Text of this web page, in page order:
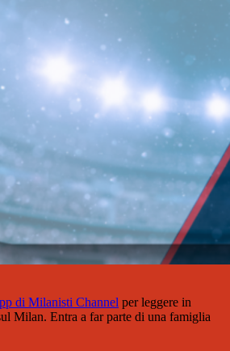
di Milanisti Channel per leggere in
Milan. Entra a far parte di una famiglia